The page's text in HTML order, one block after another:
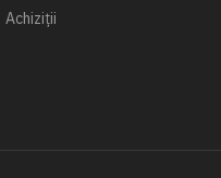
Achiziții